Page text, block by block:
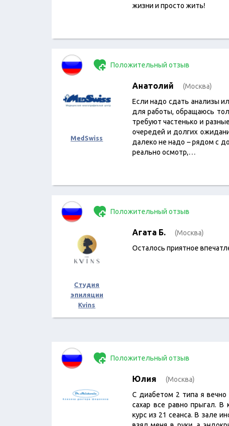
жизни и просто жить!
Положительный отзыв
MedSwiss
Анатолий (Москва)
Если надо сдать анализы
для работы, обращаюсь
требуют частенько и
очередей и долгих
далеко не надо – рядом с
реально осмотр,…
Положительный отзыв
Студия
эпиляции
Kvins
Агата Б. (Москва)
Осталось приятное
Положительный отзыв
Юлия (Москва)
С диабетом 2 типа я вечно
сахар все равно прыгал.
курс из 21 сеанса. В зале